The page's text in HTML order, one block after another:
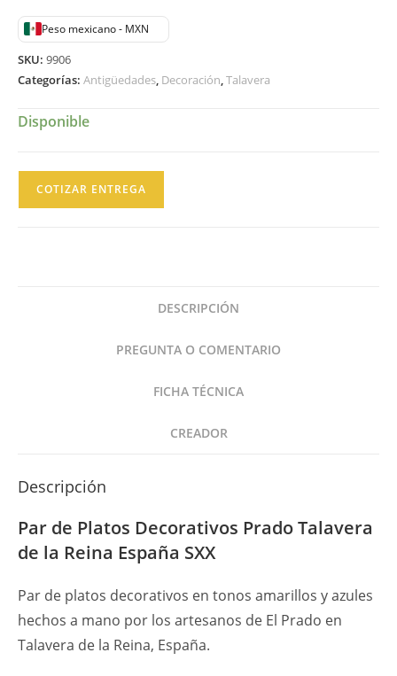
Peso mexicano - MXN
SKU: 9906
Categorías: Antigüedades Decoración Talavera
Disponible
COTIZAR ENTREGA
DESCRIPCIÓN
PREGUNTA O COMENTARIO
FICHA TÉCNICA
CREADOR
Descripción
Par de Platos Decorativos Prado Talavera
de la Reina España SXX
Par de platos decorativos en tonos amarillos y azules
hechos a mano por los artesanos de El Prado en
Talavera de la Reina, España.